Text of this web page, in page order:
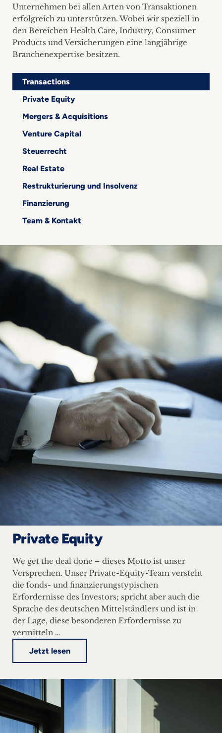
Unternehmen bei allen Arten von Transaktionen
erfolgreich zu unterstützen. Wobei wir speziell in
den Bereichen Health Care, Industry, Consumer
Products und Versicherungen eine langjährige
Branchenexpertise besitzen.
Transactions
Private Equity
Mergers & Acquisitions
Venture Capital
Steuerrecht
Real Estate
Restrukturierung und Insolvenz
Finanzierung
Team & Kontakt
Private Equity
We get the deal done – dieses Motto ist unser
Versprechen. Unser Private-Equity-Team versteht
die fonds- und finanzierungstypischen
Erfordernisse des Investors; spricht aber auch die
Sprache des deutschen Mittelständlers und ist in
der Lage, diese besonderen Erfordernisse zu
vermitteln …
Jetzt lesen